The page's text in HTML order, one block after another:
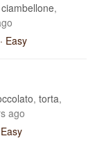
ciambellone,
· Easy
, torta,
ago
Easy